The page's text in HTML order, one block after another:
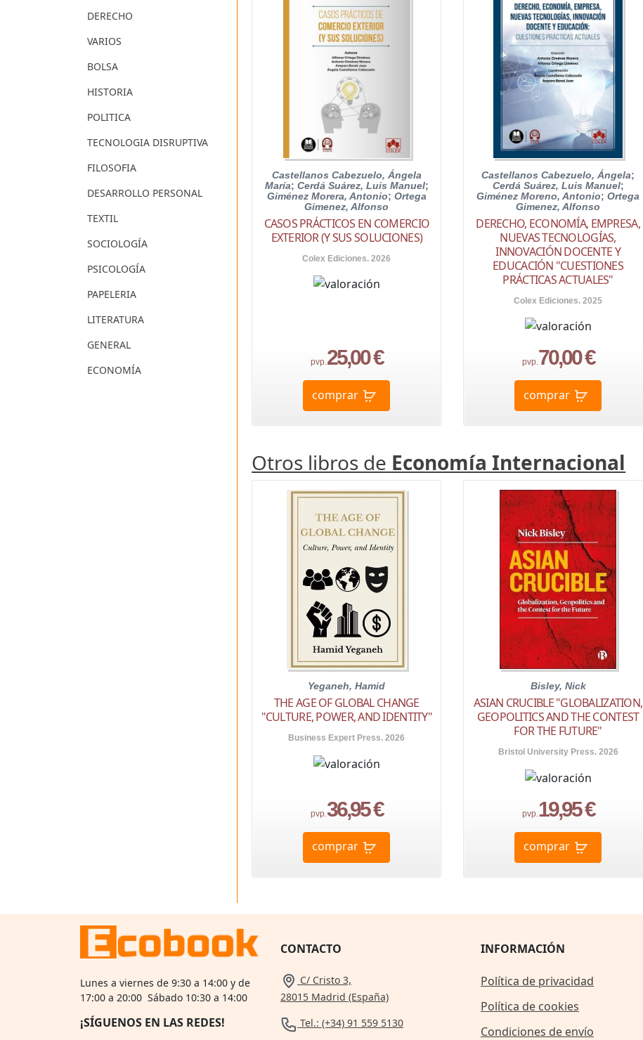
DERECHO
VARIOS
BOLSA
HISTORIA
POLITICA
TECNOLOGIA DISRUPTIVA
FILOSOFIA
DESARROLLO PERSONAL
TEXTIL
SOCIOLOGÍA
PSICOLOGÍA
PAPELERIA
LITERATURA
GENERAL
ECONOMÍA
Castellanos Cabezuelo, Ángela
María; Cerdá Suárez, Luis Manuel;
Giménez Morera, Antonio; Ortega
Gimenez, Alfonso
CASOS PRÁCTICOS EN COMERCIO
EXTERIOR (Y SUS SOLUCIONES)
Colex Ediciones. 2026
pvp.25,00 €
comprar
Castellanos Cabezuelo, Ángela;
Cerdá Suárez, Luis Manuel;
Giménez Moreno, Antonio;Ortega
Gimenez, Alfonso
DERECHO, ECONOMÍA, EMPRESA,
NUEVAS TECNOLOGÍAS,
INNOVACIÓN DOCENTE Y
EDUCACIÓN "CUESTIONES
PRÁCTICAS ACTUALES"
Colex Ediciones. 2025
pvp.70,00 €
comprar
Otros libros de Economía Internacional
Yeganeh, Hamid
THE AGE OF GLOBAL CHANGE
"CULTURE, POWER, AND IDENTITY"
Business Expert Press. 2026
pvp.36,95 €
comprar
Bisley, Nick
ASIAN CRUCIBLE "GLOBALIZATION,
GEOPOLITICS AND THE CONTEST
FOR THE FUTURE"
Bristol University Press. 2026
pvp.19,95 €
comprar
Lunes a viernes de 9:30 a 14:00 y de
17:00 a 20:00 Sábado 10:30 a 14:00
¡SÍGUENOS EN LAS REDES!
CONTACTO
C/ Cristo 3,
28015 Madrid (España)
Tel.: (+34) 91 559 5130
INFORMACIÓN
Política de privacidad
Política de cookies
Condiciones de envío